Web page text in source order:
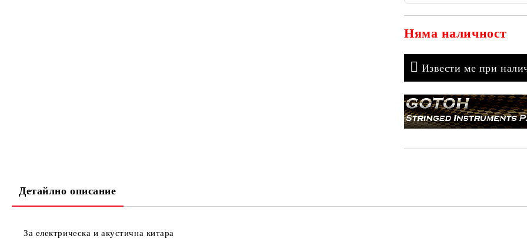
Няма наличност
Извести ме при
Детайлно описание
За електрическа и акустична китара